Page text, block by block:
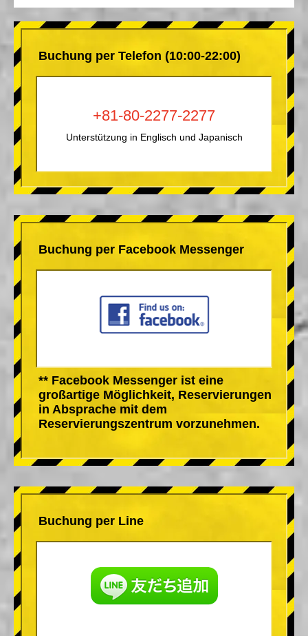
Buchung per Telefon (10:00-22:00)
+81-80-2277-2277
Unterstützung in Englisch und Japanisch
Buchung per Facebook Messenger
** Facebook Messenger ist eine
großartige Möglichkeit, Reservierungen
in Absprache mit dem
Reservierungszentrum vorzunehmen.
Buchung per Line